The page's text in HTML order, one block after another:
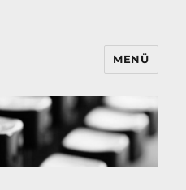
MENÜ